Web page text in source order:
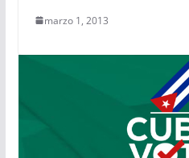
marzo 1, 2013